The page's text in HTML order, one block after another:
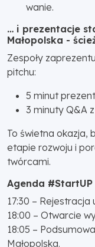
wanie.
… i prezentacje
Małopolska -
Zespoły
pitchu:
5 minut
3 minuty Q&A
To świetna okazja,
etapie rozwoju i
twórcami.
Agenda #StartUP
17:30 – Rejestracja
18:00 – Otwarcie
18:05 –
Małopolska.